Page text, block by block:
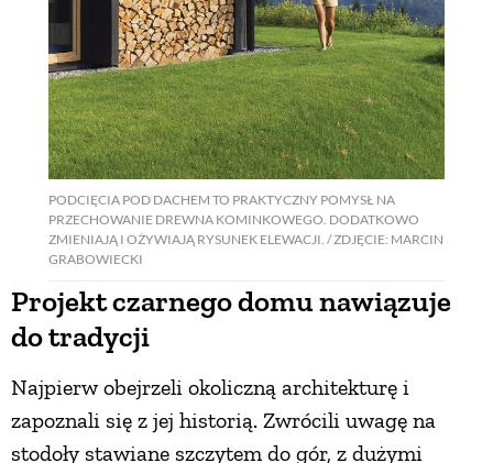
PODCIĘCIA POD DACHEM TO PRAKTYCZNY POMYSŁ NA
PRZECHOWANIE DREWNA KOMINKOWEGO. DODATKOWO
ZMIENIAJĄ I OŻYWIAJĄ RYSUNEK ELEWACJI. / ZDJĘCIE: MARCIN
GRABOWIECKI
Projekt czarnego domu nawiązuje
do tradycji
Najpierw obejrzeli okoliczną architekturę i
zapoznali się z jej historią. Zwrócili uwagę na
stodoły stawiane szczytem do gór, z dużymi